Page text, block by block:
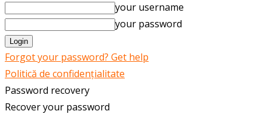
your username
your password
Forgot your password? Get help
Politică de confidențialitate
Password recovery
Recover your password